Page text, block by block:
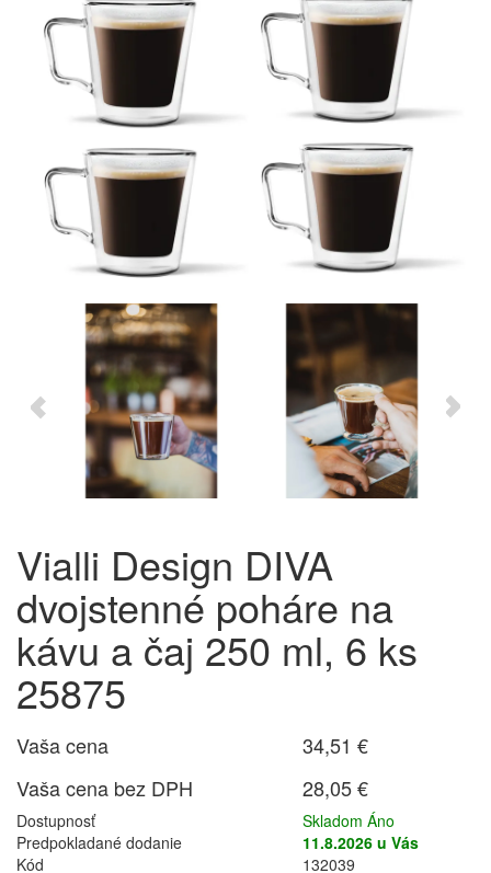
Vialli Design DIVA
dvojstenné poháre na
kávu a čaj 250 ml, 6 ks
25875
Vaša cena
34,51 €
Vaša cena bez DPH
28,05 €
Dostupnosť
Skladom Áno
Predpokladané dodanie
11.8.2026 u Vás
Kód
132039